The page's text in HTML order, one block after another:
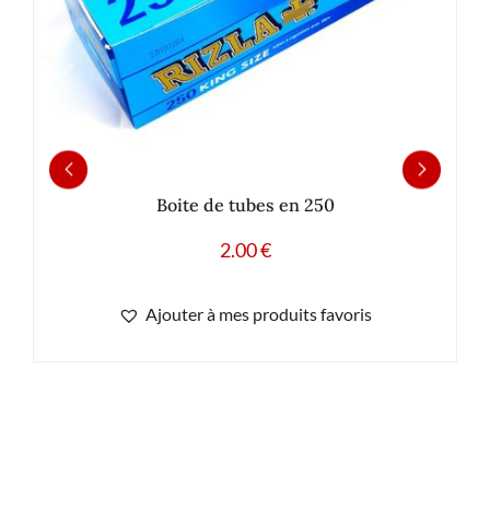
Boite de tubes en 250
2.00€
Ajouter à mes produits favoris